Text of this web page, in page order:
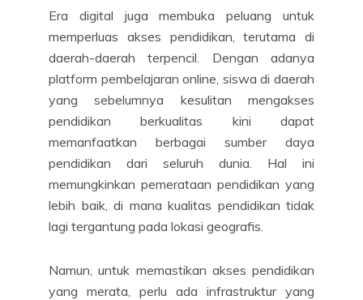
Era digital juga membuka peluang untuk
memperluas akses pendidikan, terutama di
daerah-daerah terpencil. Dengan adanya
platform pembelajaran online, siswa di daerah
yang sebelumnya kesulitan mengakses
pendidikan berkualitas kini dapat
memanfaatkan berbagai sumber daya
pendidikan dari seluruh dunia. Hal ini
memungkinkan pemerataan pendidikan yang
lebih baik, di mana kualitas pendidikan tidak
lagi tergantung pada lokasi geografis.
Namun, untuk memastikan akses pendidikan
yang merata, perlu ada infrastruktur yang